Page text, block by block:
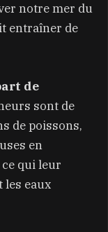
notre mer du
entraîner de
de
sont de
de poissons,
en
qui leur
les eaux